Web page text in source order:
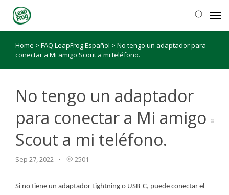
Home > FAQ LeapFrog Español > No tengo un adaptador para
conectar a Mi amigo Scout a mi teléfono.
No tengo un adaptador
para conectar a Mi amigo
Scout a mi teléfono.
Sep 27, 2022 2501
Si no tiene un adaptador Lightning o USB-C, puede conectar el